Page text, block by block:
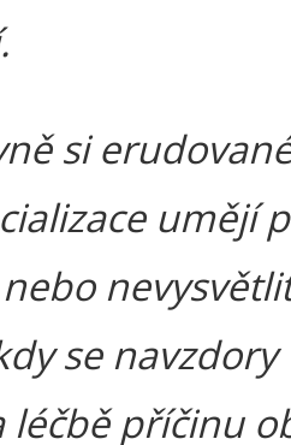
si
umějí
se navzdory
léčbě příčinu